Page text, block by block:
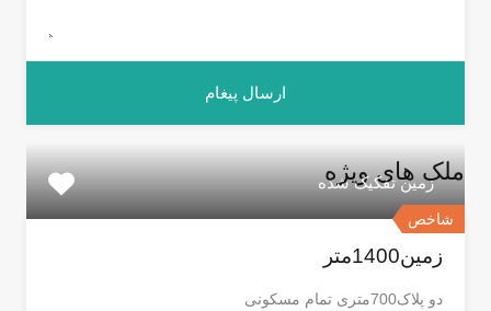
ملک های ویژه
شاخص
زمین تفکیک شده
زمین1400متر
دو پلاک700متری تمام مسکونی